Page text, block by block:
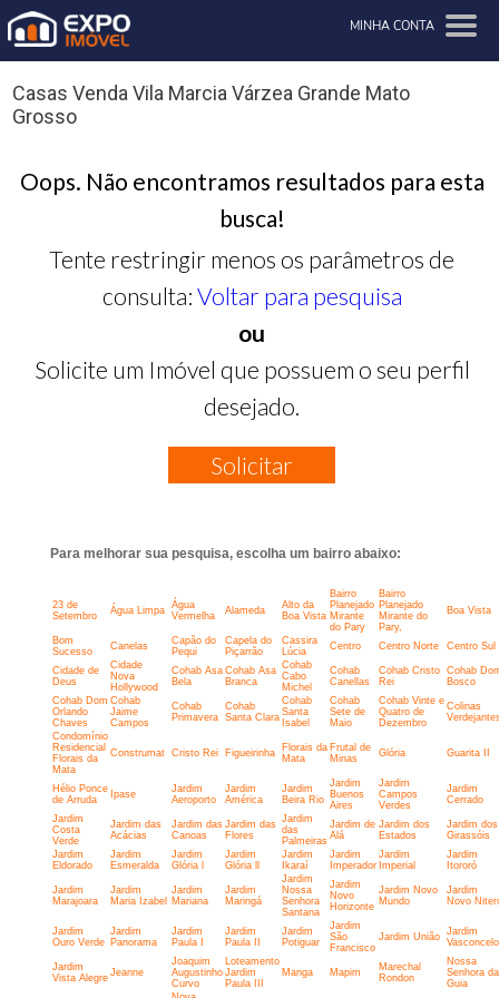
MINHA CONTA
Casas Venda Vila Marcia Várzea Grande Mato
Grosso
Oops. Não encontramos resultados para esta
busca!
Tente restringir menos os parâmetros de
consulta: Voltar para pesquisa
ou
Solicite um Imóvel que possuem o seu perfil
desejado.
Solicitar
Para melhorar sua pesquisa, escolha um bairro abaixo:
23 de
Setembro
Água Limpa
Água
Vermelha
Alameda
Alto da
Boa Vista
Bairro
Planejado
Mirante
do Pary
Bairro
Planejado
Mirante do
Pary,
Boa Vista
Bom
Sucesso
Canelas
Capão do
Pequi
Capela do
Piçarrão
Cassira
Lúcia
Centro Centro Norte Centro Sul
Cidade de
Deus
Cidade
Nova
Hollywood
Cohab Asa
Bela
Cohab Asa
Branca
Cohab
Cabo
Michel
Cohab
Canellas
Cohab Cristo
Rei
Cohab
Bosco
Cohab Dom
Orlando
Chaves
Cohab
Jaime
Campos
Cohab
Primavera
Cohab
Santa Clara
Cohab
Santa
Isabel
Cohab
Sete de
Maio
Cohab Vinte e
Quatro de
Dezembro
Colinas
Condomínio
Residencial
Florais da
Mata
Construmat Cristo Rei Figueirinha
Florais da
Mata
Frutal de
Minas
Glória Guarita II
Hélio Ponce
de Arruda
Ipase
Jardim
Aeroporto
Jardim
América
Jardim
Beira Rio
Jardim
Buenos
Aires
Jardim
Campos
Verdes
Jardim
Cerrado
Jardim
Costa
Verde
Jardim das
Acácias
Jardim das
Canoas
Jardim das
Flores
Jardim
das
Palmeiras
Jardim de
Alá
Jardim dos
Estados
Jardim dos
Girassóis
Jardim
Eldorado
Jardim
Esmeralda
Jardim
Glória l
Jardim
Glória ll
Jardim
Ikaraí
Jardim
Imperador
Jardim
Imperial
Jardim
Itororó
Jardim
Marajoara
Jardim
Maria Izabel
Jardim
Mariana
Jardim
Maringá
Jardim
Nossa
Senhora
Santana
Jardim
Novo
Horizonte
Jardim Novo
Mundo
Jardim
Novo
Jardim
Ouro Verde
Jardim
Panorama
Jardim
Paula I
Jardim
Paula II
Jardim
Potiguar
Jardim
São
Francisco
Jardim União
Jardim
Jardim
Vista Alegre Jeanne
Joaquim
Augustinho
Curvo
Loteamento
Jardim
Paula III
Manga Mapim
Marechal
Rondon
Nossa
Senhora da
Guia